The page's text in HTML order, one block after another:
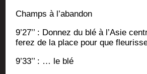
Champs à l’abandon
9’27’’ : Don­nez du blé à l’Asie
ferez de la place pour que
9’33’’ : … le blé